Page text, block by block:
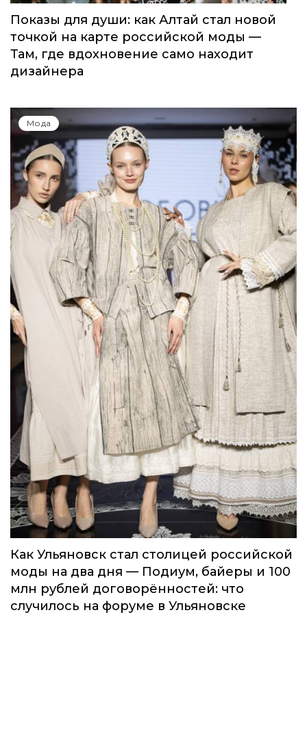
Показы для души: как Алтай стал новой
точкой на карте российской моды —
Там, где вдохновение само находит
дизайнера
Мода
Как Ульяновск стал столицей российской
моды на два дня — Подиум, байеры и 100
млн рублей договорённостей: что
случилось на форуме в Ульяновске